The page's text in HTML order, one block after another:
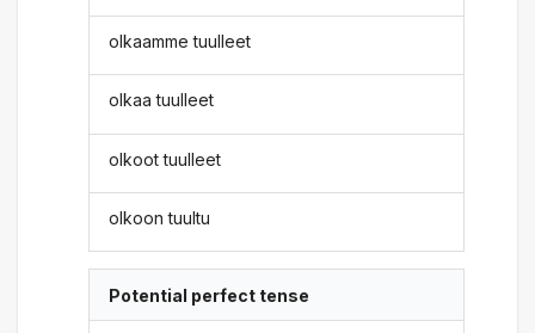
olkaamme tuulleet
olkaa tuulleet
olkoot tuulleet
olkoon tuultu
Potential perfect tense